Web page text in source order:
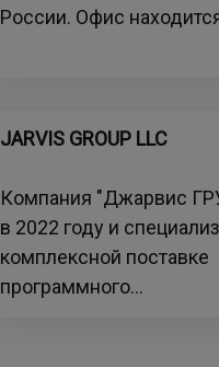
России. Офис
JARVIS GROUP LLC
Компания "Джарвис
в 2022 году и
комплексной поставке
программного...